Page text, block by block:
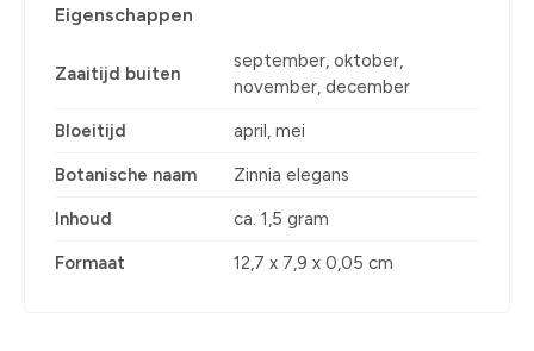
Eigenschappen
Zaaitijd buiten
september, oktober,
november, december
Bloeitijd april, mei
Botanische naam Zinnia elegans
Inhoud ca. 1,5 gram
Formaat 12,7 x 7,9 x 0,05 cm